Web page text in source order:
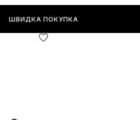
ШВИДКА ПОКУПКА